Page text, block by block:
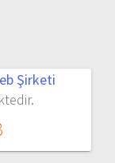
Şirketi